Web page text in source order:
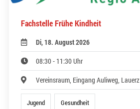
Fachstelle Frühe Kindheit
Di, 18. August 2026
08:30 - 11:30 Uhr
Vereinsraum, Eingang Auliweg, Lauerz
Jugend Gesundheit